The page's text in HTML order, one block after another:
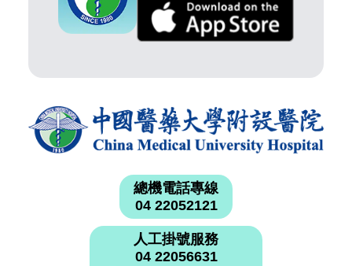
總機電話專線
04 22052121
人工掛號服務
04 22056631